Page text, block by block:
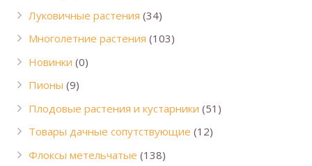
Луковичные растения (34)
Многолетние растения (103)
Новинки (0)
Пионы (9)
Плодовые растения и кустарники (51)
Товары дачные сопутствующие (12)
Флоксы метельчатые (138)